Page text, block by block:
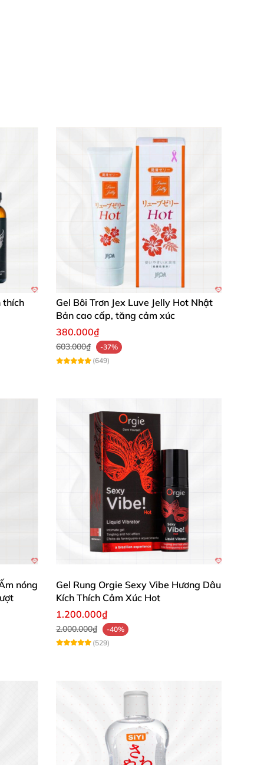
tham khảo ý kiến bác sĩ. Sản phẩm
tinh trùng. Nên dùng trong vòng 3 tháng
thích
Gel Bôi Trơn Jex Luve Jelly Hot Nhật
Bản cao cấp, tăng cảm xúc
380.000₫
603.000₫
-37%
(649)
nóng
Gel Rung Orgie Sexy Vibe Hương Dâu
Kích Thích Cảm Xúc Hot
1.200.000₫
2.000.000₫
-40%
(529)